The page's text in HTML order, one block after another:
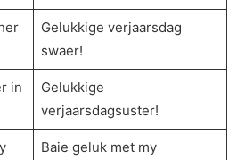
Gelukkige verjaarsdag
swaer!
in
Gelukkige
verjaarsdagsuster!
Baie geluk met my